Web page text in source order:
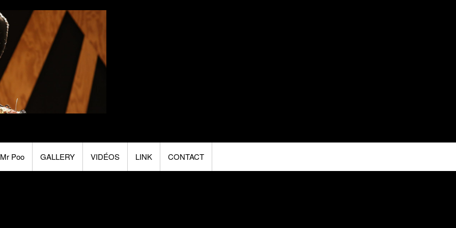
Mr Poo GALLERY VIDÉOS LINK CONTACT